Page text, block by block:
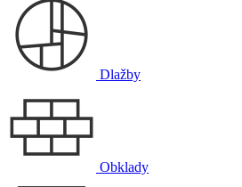
Dlažby
Obklady